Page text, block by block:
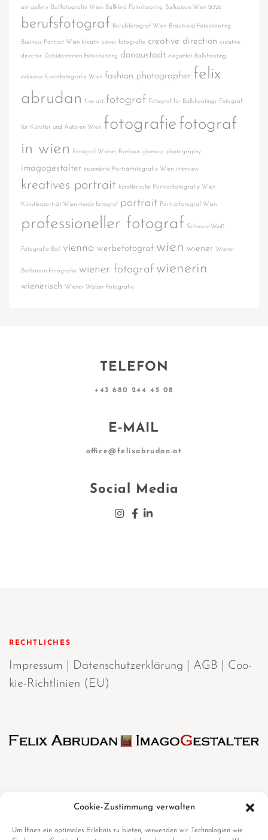
Cookie-Zustimmung verwalten
Um Ihnen ein optimales Erlebnis zu bieten, verwenden wir Technologien wie
art gallery Ballfotografie Wien Ballkleid Fotoshooting Ballsaison Wien 2026
berufsfotograf Berufsfotograf Wien Brautkleid Fotoshooting
Business Portrait Wien kreativ cover fotografie creative direction creative
director Debütantinnen Fotoshooting donaustadt elegantes Ballshooting
exklusive Eventfotografie Wien fashion photographer felix
abrudan
fine art fotograf Fotograf für Ballshootings Fotograf
für Künstler und Autoren Wien fotografie fotograf
in wien
Fotograf Wiener Rathaus glamour photography
imagogestalter inszenierte Porträtfotografie Wien interview
kreatives portrait künstlerische Portraitfotografie Wien
Künstlerporträt Wien mode fotograf portrait Porträtfotograf Wien
professioneller fotograf Schwarz-Weiß
Fotografie Ball vienna werbefotograf wien wiener Wiener
Ballsaison Fotografie wiener fotograf wienerin
wienerisch Wiener Walzer Fotografie
TELEFON
+43 680 244 45 08
E‑MAIL
office@felixabrudan.at
Social Media
Insta­gram
Face­book
RECHTLICHES
Impres­sum Daten­schutz­er­klä­rung AGB
Coo­
kie-Richt­li­ni­en (EU)